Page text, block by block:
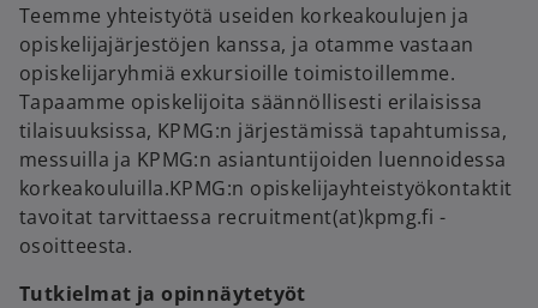
Teemme yhteistyötä useiden korkeakoulujen ja
opiskelijajärjestöjen kanssa, ja otamme vastaan
opiskelijaryhmiä exkursioille toimistoillemme.
Tapaamme opiskelijoita säännöllisesti erilaisissa
tilaisuuksissa, KPMG:n järjestämissä tapahtumissa,
messuilla ja KPMG:n asiantuntijoiden luennoidessa
korkeakouluilla.KPMG:n opiskelijayhteistyökontaktit
tavoitat tarvittaessa recruitment(at)kpmg.fi -
osoitteesta.
Tutkielmat ja opinnäytetyöt